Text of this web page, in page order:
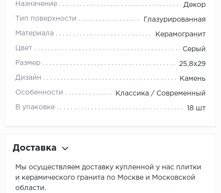
Назначение Декор
Тип поверхности Глазурированная
Материала Керамогранит
Цвет Серый
Размер 25,8x29
Дизайн Камень
Особенности Классика / Современный
В упаковке 18 шт
Доставка
Мы осуществляем доставку купленной у нас плитки
и керамического гранита по Москве и Московской
области.